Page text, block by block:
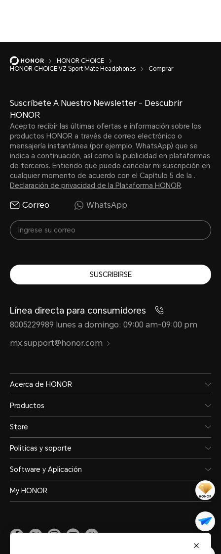
HONOR CHOICE
HONOR CHOICE VZ Sport Mate Headphones
Comprar
Suscríbete A Nuestro Newsletter - Descubrir
HONOR
Acepto recibir las últimas ofertas e información sobre los
productos HONOR a través de correo electrónico o
mensajería instantánea (por ejemplo, WhatsApp) que se
indica a continuación, así como la publicidad en plataformas
de terceros. Entiendo que puedo cancelar mi suscripción en
cualquier momento de acuerdo con el Capítulo 5 de la .
Declaración de privacidad de la Plataforma HONOR.
Correo WhatsApp
SUSCRIBIRSE
Línea directa para consumidores
8005229989 lunes a domingo: 09:00 am-09:00 pm
mx.support@honor.com
Acerca de HONOR
Productos
Store
Políticas y soporte
Software y Aplicación
My HONOR